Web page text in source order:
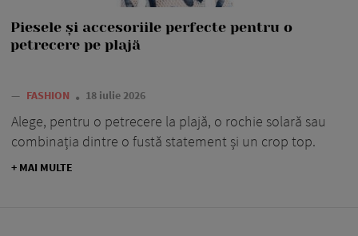
Piesele și accesoriile perfecte pentru o
petrecere pe plajă
— FASHION 18 iulie 2026
Alege, pentru o petrecere la plajă, o rochie solară sau
combinația dintre o fustă statement și un crop top.
+ MAI MULTE